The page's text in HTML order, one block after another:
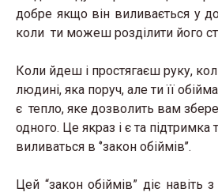
добре якщо він виливається у
коли ти можеш розділити його
Коли йдеш і простягаєш руку,
людині, яка поруч, але ти її
є тепло, яке дозволить вам
одного. Це якраз і є та підтримка
виливаться в ‘’закон обіймів’’.
Цей “закон обіймів” діє